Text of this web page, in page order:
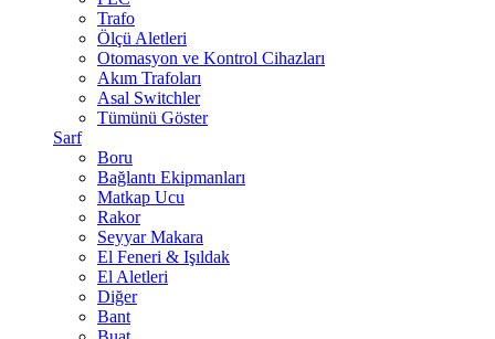
Trafo
Ölçü Aletleri
Otomasyon ve Kontrol Cihazları
Akım Trafoları
Asal Switchler
Tümünü Göster
Sarf
Boru
Bağlantı Ekipmanları
Matkap Ucu
Rakor
Seyyar Makara
El Feneri & Işıldak
El Aletleri
Diğer
Bant